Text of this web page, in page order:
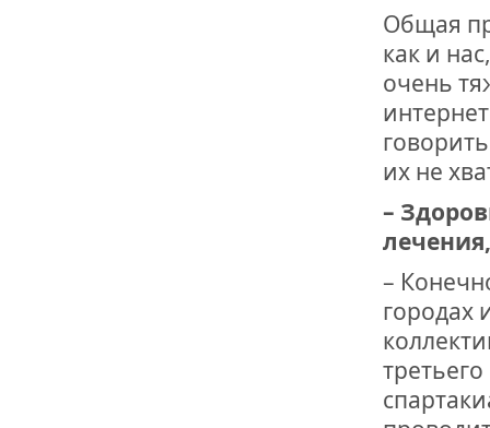
Общая
как и
очень
их не
–
–
городах